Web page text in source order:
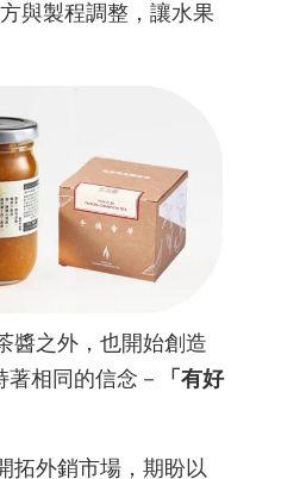
與製程調整，讓水果
醬之外，也開始創造
相同的信念－
「有好
拓外銷市場，期盼以